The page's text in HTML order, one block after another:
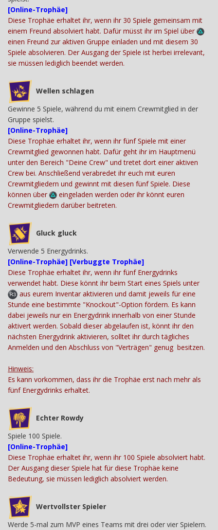
[Online-Trophäe]
Diese Trophäe erhaltet ihr, wenn ihr 30 Spiele gemeinsam mit
einem Freund absolviert habt. Dafür müsst ihr im Spiel über
einen Freund zur aktiven Gruppe einladen und mit diesem 30
Spiele absolvieren. Der Ausgang der Spiele ist herbei irrelevant,
sie müssen lediglich beendet werden.
Wellen schlagen
Gewinne 5 Spiele, während du mit einem Crewmitglied in der
Gruppe spielst.
[Online-Trophäe]
Diese Trophäe erhaltet ihr, wenn ihr fünf Spiele mit einer
Crewmitglied gewonnen habt. Dafür geht ihr im Hauptmenü
unter den Bereich "Deine Crew" und tretet dort einer aktiven
Crew bei. Anschließend verabredet ihr euch mit euren
Crewmitgliedern und gewinnt mit diesen fünf Spiele. Diese
können über
eingeladen werden oder ihr könnt euren
Crewmitgliedern darüber beitreten.
Gluck gluck
Verwende 5 Energydrinks.
[Online-Trophäe] [Verbuggte Trophäe]
Diese Trophäe erhaltet ihr, wenn ihr fünf Energydrinks
verwendet habt. Diese könnt ihr beim Start eines Spiels unter
aus eurem Inventar aktivieren und damit jeweils für eine
Stunde eine bestimmte "Knockout"-Option fördern. Es kann
dabei jeweils nur ein Energydrink innerhalb von einer Stunde
aktivert werden. Sobald dieser abgelaufen ist, könnt ihr den
nächsten Energydrink aktivieren, solltet ihr durch tägliches
Anmelden und den Abschluss von "Verträgen" genug besitzen.
Hinweis:
Es kann vorkommen, dass ihr die Trophäe erst nach mehr als
fünf Energydrinks erhaltet.
Echter Rowdy
Spiele 100 Spiele.
[Online-Trophäe]
Diese Trophäe erhaltet ihr, wenn ihr 100 Spiele absolviert habt.
Der Ausgang dieser Spiele hat für diese Trophäe keine
Bedeutung, sie müssen lediglich absolviert werden.
Wertvollster Spieler
Werde 5-mal zum MVP eines Teams mit drei oder vier Spielern.